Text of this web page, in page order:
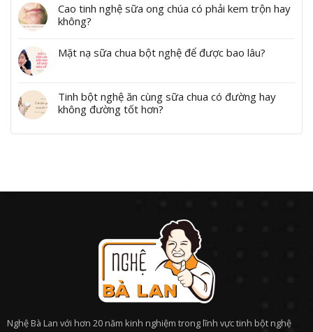
Cao tinh nghệ sữa ong chúa có phải kem trộn hay
không?
Mặt nạ sữa chua bột nghệ để được bao lâu?
Tinh bột nghệ ăn cùng sữa chua có đường hay
không đường tốt hơn?
Nghệ Bà Lan với hơn 20 năm kinh nghiệm trong lĩnh vực tinh bột nghệ